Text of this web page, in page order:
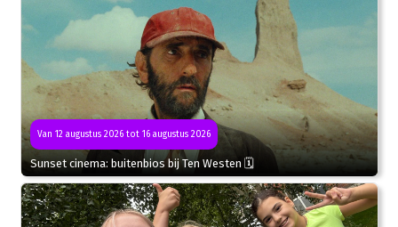
Van 12 augustus 2026 tot 16 augustus 2026
Sunset cinema: buitenbios bij Ten Westen 🗓